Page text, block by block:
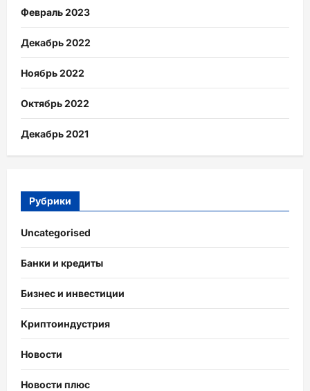
Февраль 2023
Декабрь 2022
Ноябрь 2022
Октябрь 2022
Декабрь 2021
Рубрики
Uncategorised
Банки и кредиты
Бизнес и инвестиции
Криптоиндустрия
Новости
Новости плюс